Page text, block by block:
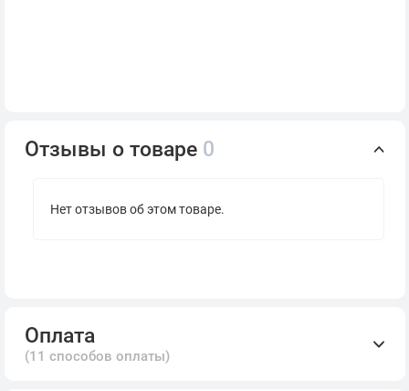
Отзывы о товаре 0
Нет отзывов об этом товаре.
Оплата
(11 способов оплаты)